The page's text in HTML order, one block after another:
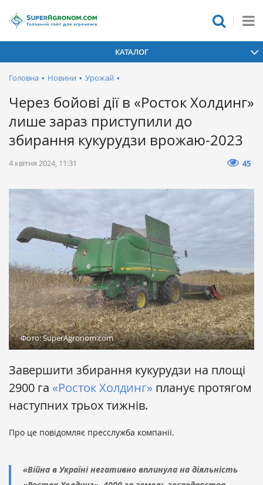
КАТАЛОГ
Головна • Новини • Урожай •
Через бойові дії в «Росток Холдинг»
лише зараз приступили до
збирання кукурудзи врожаю-2023
4 квітня 2024, 11:31 45
Фото: SuperAgronom.com
Завершити збирання кукурудзи на площі
2900 га «Росток Холдинг» планує протягом
наступних трьох тижнів.
Про це повідомляє пресслужба компанії.
«Війна в Україні негативно вплинула на діяльність